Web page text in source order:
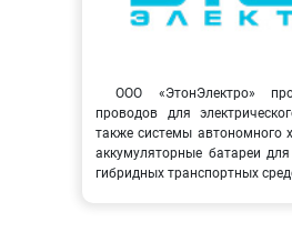
ООО «ЭтонЭлектро»
проводов для
также системы автономного
аккумуляторные батареи для
гибридных транспортных